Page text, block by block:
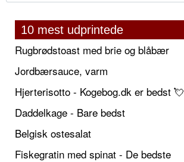
10 mest udprintede
Rugbrødstoast med brie og blåbær
Jordbærsauce, varm
Hjerterisotto - Kogebog.dk er bedst 💘
Daddelkage - Bare bedst
Belgisk ostesalat
Fiskegratin med spinat - De bedste